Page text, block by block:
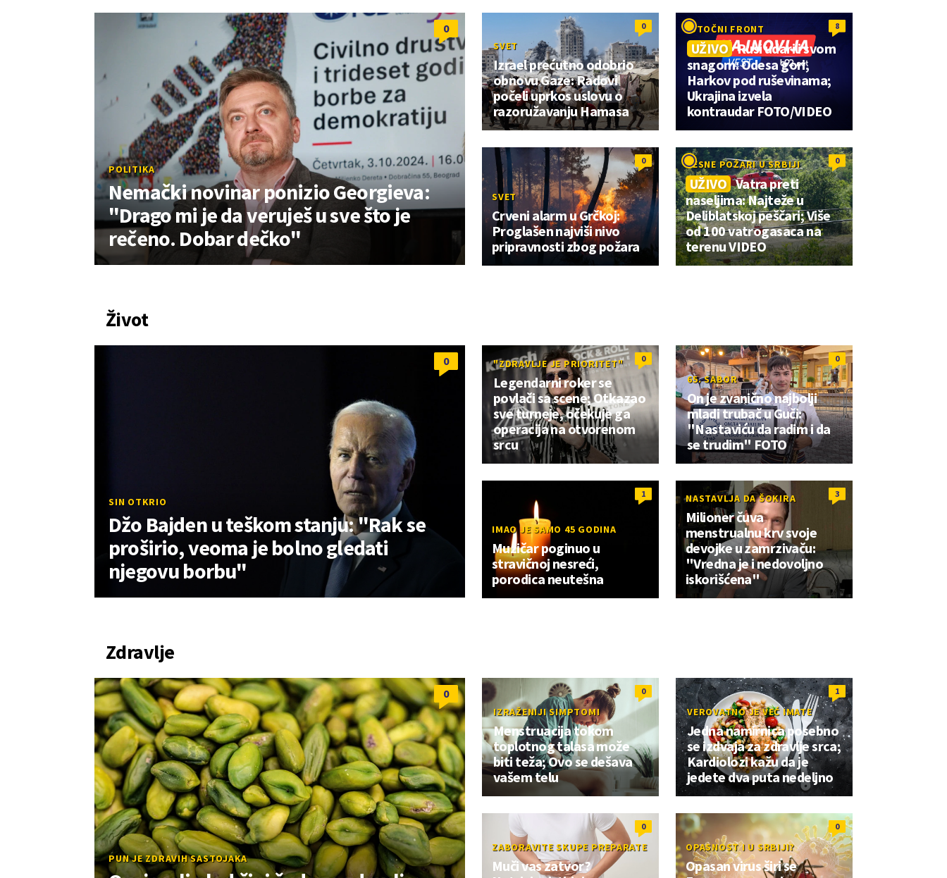
0
POLITIKA
Nemački novinar ponizio Georgieva:
"Drago mi je da veruješ u sve što je
rečeno. Dobar dečko"
0
SVET
Izrael prećutno odobrio
obnovu Gaze: Radovi
počeli uprkos uslovu o
razoružavanju Hamasa
8
ISTOČNI FRONT
UŽIVO Rusi udarili svom
snagom: Odesa gori,
Harkov pod ruševinama;
Ukrajina izvela
kontraudar FOTO/VIDEO
0
SVET
Crveni alarm u Grčkoj:
Proglašen najviši nivo
pripravnosti zbog požara
0
BESNE POŽARI U SRBIJI
UŽIVO Vatra preti
naseljima: Najteže u
Deliblatskoj peščari; Više
od 100 vatrogasaca na
terenu VIDEO
Život
0
SIN OTKRIO
Džo Bajden u teškom stanju: "Rak se
proširio, veoma je bolno gledati
njegovu borbu"
0
"ZDRAVLJE JE PRIORITET"
Legendarni roker se
povlači sa scene; Otkazao
sve turneje, očekuje ga
operacija na otvorenom
srcu
0
65. SABOR
On je zvanično najbolji
mladi trubač u Guči:
"Nastaviću da radim i da
se trudim" FOTO
1
IMAO JE SAMO 45 GODINA
Muzičar poginuo u
stravičnoj nesreći,
porodica neutešna
3
NASTAVLJA DA ŠOKIRA
Milioner čuva
menstrualnu krv svoje
devojke u zamrzivaču:
"Vredna je i nedovoljno
iskorišćena"
Zdravlje
0
PUN JE ZDRAVIH SASTOJAKA
0
IZRAŽENIJI SIMPTOMI
Menstruacija tokom
toplotnog talasa može
biti teža; Ovo se dešava
vašem telu
1
VEROVATNO JE VEĆ IMATE
Jedna namirnica posebno
se izdvaja za zdravlje srca;
Kardiolozi kažu da je
jedete dva puta nedeljno
0
ZABORAVITE SKUPE PREPARATE
Muči vas zatvor?
0
OPASNOST I U SRBIJI?
Opasan virus širi se